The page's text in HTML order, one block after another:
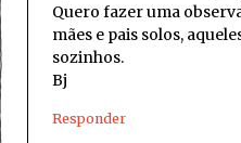
Quero fazer uma
mães e pais solos,
sozinhos.
Bj
Responder